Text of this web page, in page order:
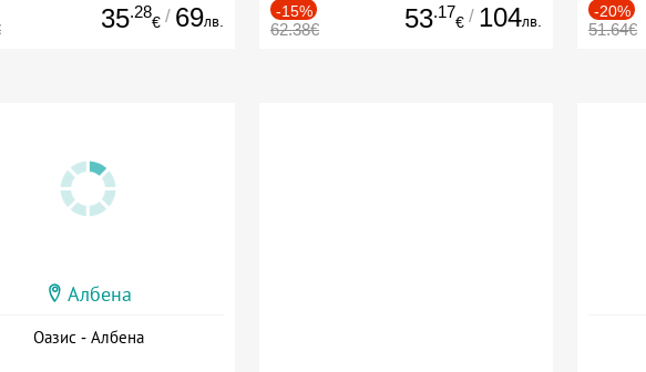
35.28
€ / 69лв.
-15%
62.38€ 53.17
€ / 104лв.
-20%
51.64€
Албена
Оазис - Албена